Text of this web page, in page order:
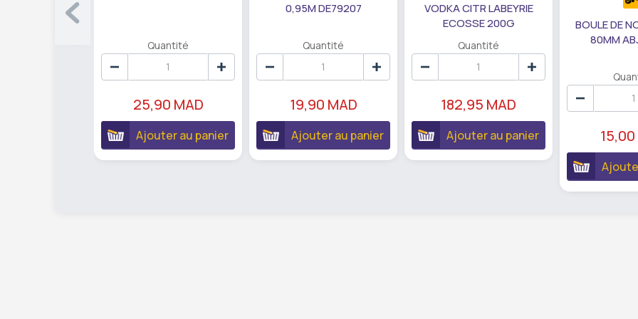
Quantité
25,90 MAD
Ajouter au panier
0,95M DE79207
Quantité
19,90 MAD
Ajouter au panier
VODKA CITR LABEYRIE
ECOSSE 200G
Quantité
182,95 MAD
Ajouter au panier
BOULE DE
80MM